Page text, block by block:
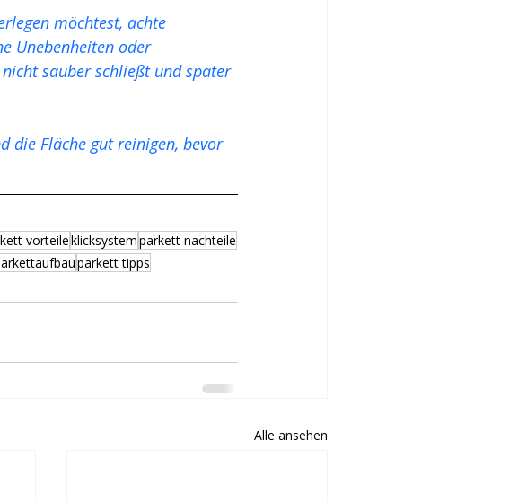
möchtest, achte
Unebenheiten oder
sauber schließt und später
vorteileklicksystemparkett nachteile
parkett tipps
Alle ansehen